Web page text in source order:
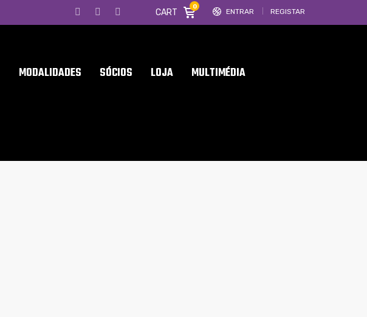
ENTRAR REGISTAR
CART
0
MODALIDADES SÓCIOS LOJA MULTIMÉDIA